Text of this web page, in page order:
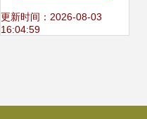
则适配与设计服务
更新时间：2026-08-03
16:04:59